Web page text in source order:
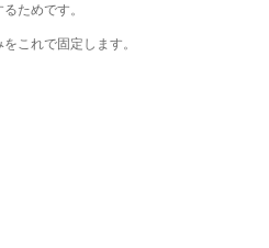
ためです。
これで固定します。